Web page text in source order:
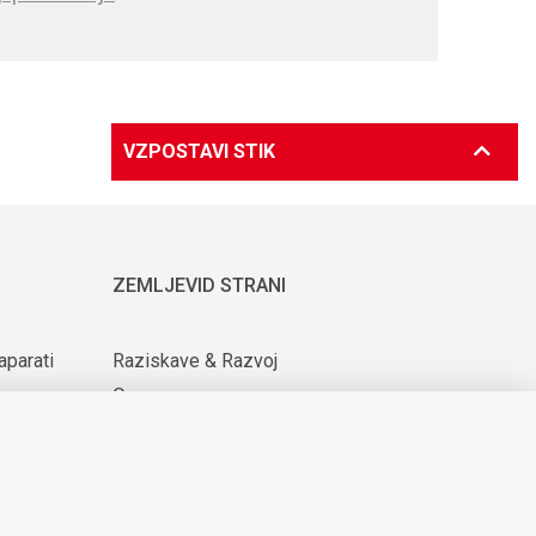
VZPOSTAVI STIK
ZEMLJEVID STRANI
Raziskave & Razvoj
O nas